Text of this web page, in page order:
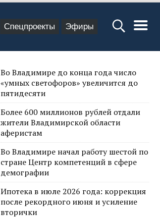
Спецпроекты Эфиры
Во Владимире до конца года число
«умных светофоров» увеличится до
пятидесяти
Более 600 миллионов рублей отдали
жители Владимирской области
аферистам
Во Владимире начал работу шестой по
стране Центр компетенций в сфере
демографии
Ипотека в июле 2026 года: коррекция
после рекордного июня и усиление
вторички